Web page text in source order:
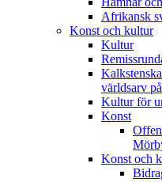
Afrikansk
Konst och kultur
Kultur
världsarv
Kultur för
Konst
Konst och